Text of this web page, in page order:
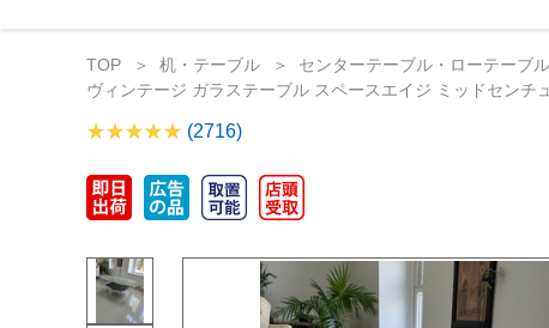
TOP 机・テーブル
センターテーブル・ローテーブル
ヴィンテージ ガラステーブル スペースエイジ ミッドセン
(2716)